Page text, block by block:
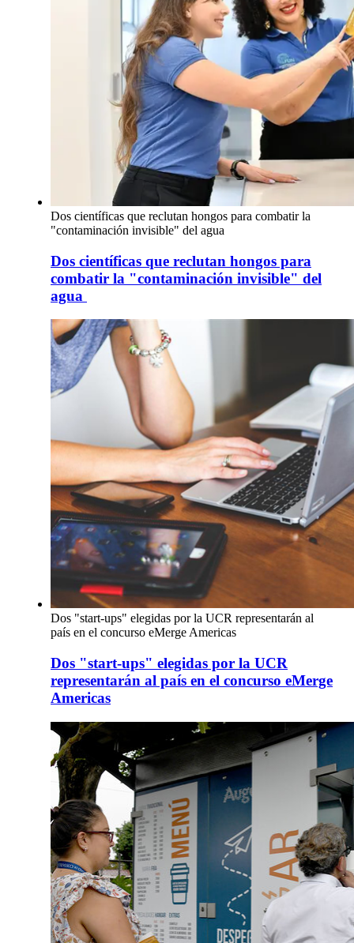
Dos científicas que reclutan hongos para combatir la
"contaminación invisible" del agua
Dos científicas que reclutan hongos para
combatir la "contaminación invisible" del
agua
Dos "start-ups" elegidas por la UCR representarán al
país en el concurso eMerge Americas
Dos "start-ups" elegidas por la UCR
representarán al país en el concurso eMerge
Americas